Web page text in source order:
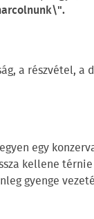
a részvétel, a
egy
kellene
gyenge